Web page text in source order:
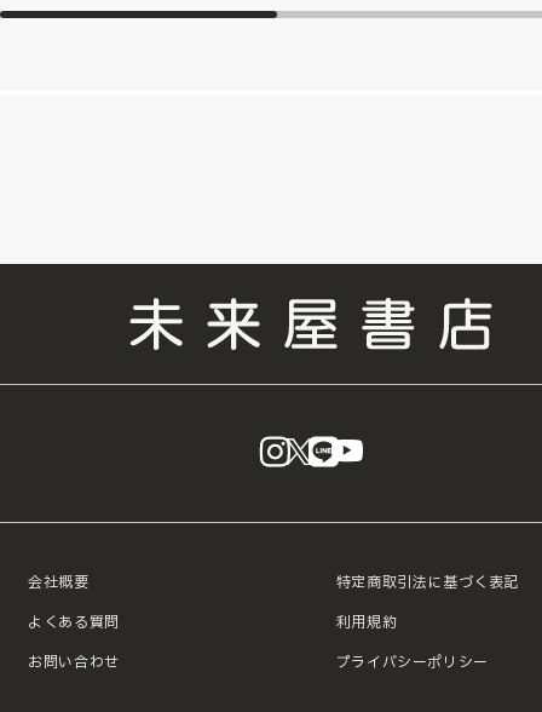
instagram
X LINE
会社概要
よくある質問
お問い合わせ
特定商取引法に基づく表記
利用規約
プライバシーポリシー